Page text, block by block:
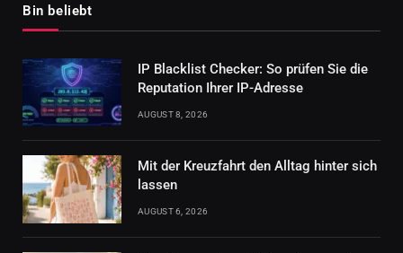
Bin beliebt
IP Blacklist Checker: So prüfen Sie die
Reputation Ihrer IP-Adresse
AUGUST 8, 2026
Mit der Kreuzfahrt den Alltag hinter sich
lassen
AUGUST 6, 2026